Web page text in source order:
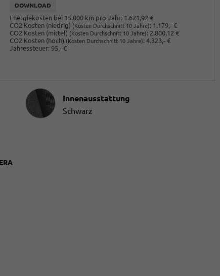
DOWNLOAD
Energiekosten bei 15.000 km pro Jahr: 1.621,92 €
CO2 Kosten (niedrig) (Kosten Durchschnitt 10 Jahre): 1.179,- €
CO2 Kosten (mittel) (Kosten Durchschnitt 10 Jahre): 2.800,12 €
CO2 Kosten (hoch) (Kosten Durchschnitt 10 Jahre): 4.323,- €
Jahressteuer: 95,- €
Innenausstattung
Innenausstattung
Schwarz